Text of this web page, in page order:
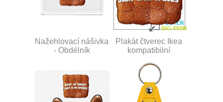
Nažehlovací nášivka
- Obdélník
Plakát čtverec Ikea
kompatibilní